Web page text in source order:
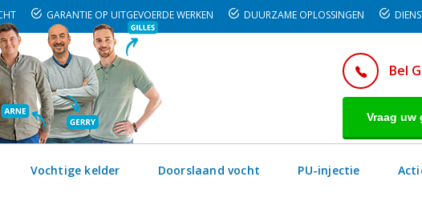
GARANTIE OP UITGEVOERDE WERKEN DUURZAME OPLOSSINGEN
Bel
Vraag uw
Vochtige kelder Doorslaand vocht PU-injectie